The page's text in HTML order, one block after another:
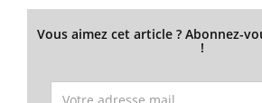
Vous aimez cet article ? Abonnez-
!